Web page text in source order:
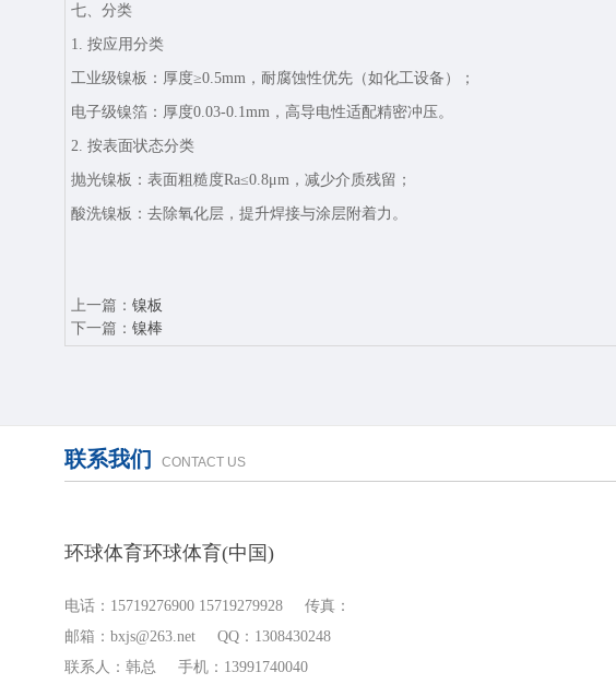
七、分类‌
1. 按应用分类‌
工业级镍板‌：厚度≥0.5mm，耐腐蚀性优先（如化工设备）；
电子级镍箔‌：厚度0.03-0.1mm，高导电性适配精密冲压。
2. 按表面状态分类‌
抛光镍板‌：表面粗糙度Ra≤0.8μm，减少介质残留；
酸洗镍板‌：去除氧化层，提升焊接与涂层附着力。
上一篇： 镍板
下一篇： 镍棒
联系我们 CONTACT US
环球体育环球体育(中国)
电话：15719276900 15719279928 传真：
邮箱：bxjs@263.net QQ：1308430248
联系人：韩总 手机：13991740040